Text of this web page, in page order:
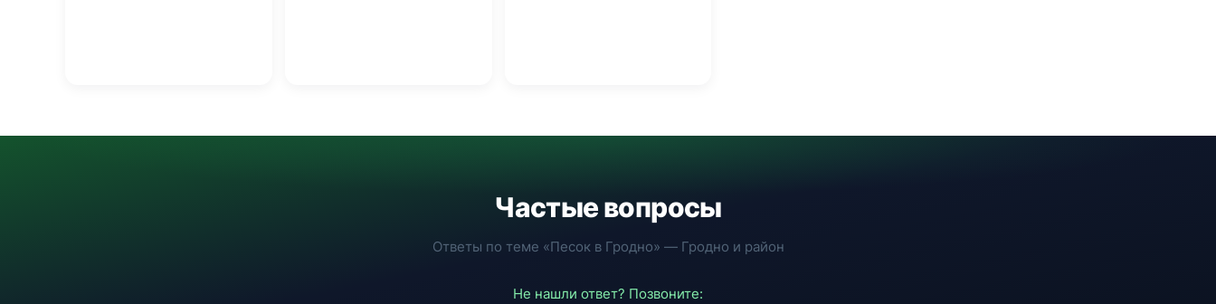
Частые вопросы
Ответы по теме «Песок в Гродно» — Гродно и район
Не нашли ответ? Позвоните: